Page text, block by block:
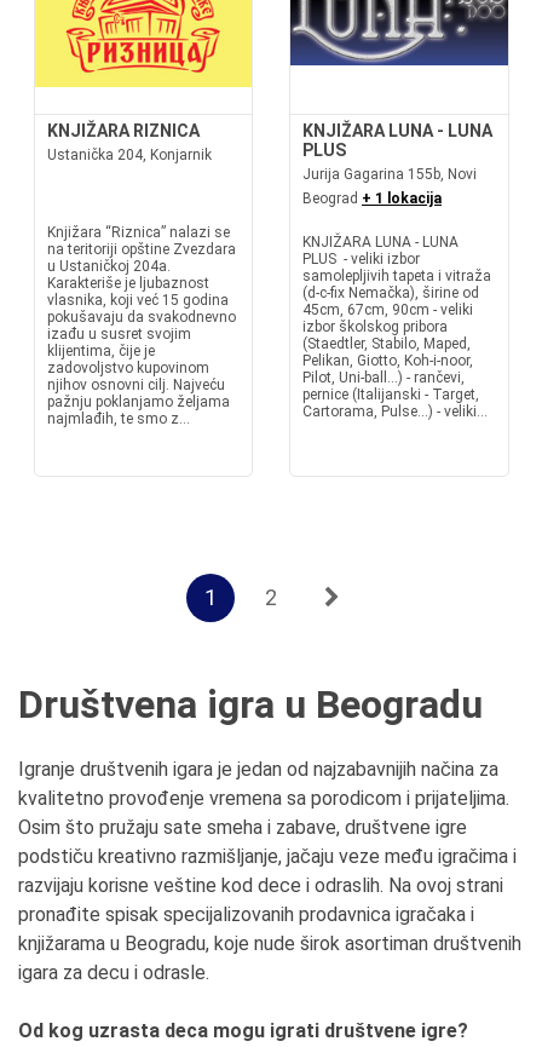
KNJIŽARA RIZNICA
Ustanička 204, Konjarnik
Knjižara “Riznica” nalazi se
na teritoriji opštine Zvezdara
u Ustaničkoj 204a.
Karakteriše je ljubaznost
vlasnika, koji već 15 godina
pokušavaju da svakodnevno
izađu u susret svojim
klijentima, čije je
zadovoljstvo kupovinom
njihov osnovni cilj. Najveću
pažnju poklanjamo željama
najmlađih, te smo z...
KNJIŽARA LUNA - LUNA
PLUS
Jurija Gagarina 155b, Novi
Beograd + 1 lokacija
KNJIŽARA LUNA - LUNA
PLUS - veliki izbor
samolepljivih tapeta i vitraža
(d-c-fix Nemačka), širine od
45cm, 67cm, 90cm - veliki
izbor školskog pribora
(Staedtler, Stabilo, Maped,
Pelikan, Giotto, Koh-i-noor,
Pilot, Uni-ball...) - rančevi,
pernice (Italijanski - Target,
Cartorama, Pulse...) - veliki...
1 2
Društvena igra u Beogradu
Igranje društvenih igara je jedan od najzabavnijih načina za
kvalitetno provođenje vremena sa porodicom i prijateljima.
Osim što pružaju sate smeha i zabave, društvene igre
podstiču kreativno razmišljanje, jačaju veze među igračima i
razvijaju korisne veštine kod dece i odraslih. Na ovoj strani
pronađite spisak specijalizovanih prodavnica igračaka i
knjižarama u Beogradu, koje nude širok asortiman društvenih
igara za decu i odrasle.
Od kog uzrasta deca mogu igrati društvene igre?